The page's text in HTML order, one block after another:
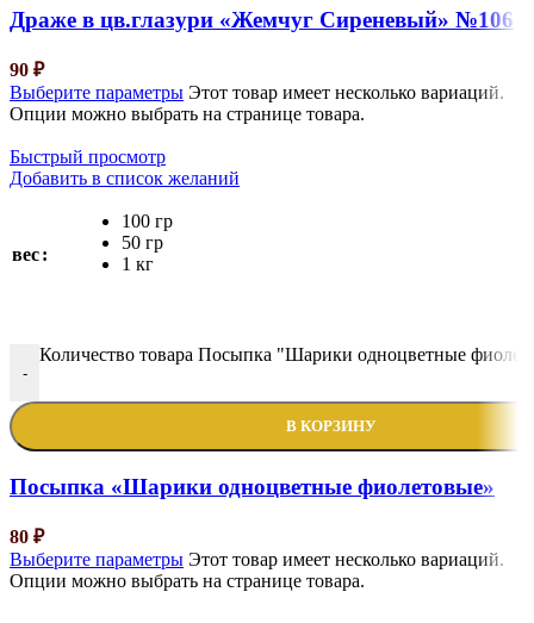
Драже в цв.глазури «Жемчуг Сиреневый» №106
90 ₽
Выберите параметры Этот товар имеет несколько вариаций.
Опции можно выбрать на странице товара.
Быстрый просмотр
Добавить в список желаний
вес
100 гр
50 гр
1 кг
-
Количество товара Посыпка "Шарики одноцветные
В КОРЗИНУ
Посыпка «Шарики одноцветные фиолетовые»
80 ₽
Выберите параметры Этот товар имеет несколько вариаций.
Опции можно выбрать на странице товара.